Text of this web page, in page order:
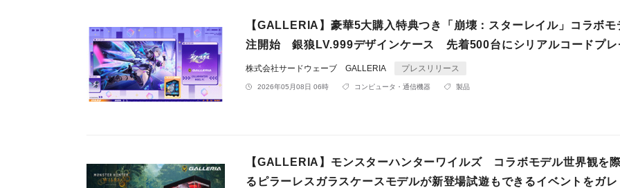
【GALLERIA】豪華5大購入特典つき「崩壊：スターレイル」コラボモ
注開始 銀狼LV.999デザインケース 先着500台にシリアルコードプレ
株式会社サードウェーブ GALLERIA プレスリリース
2026年05月08日 06時 コンピュータ・通信機器 製品
【GALLERIA】モンスターハンターワイルズ コラボモデル世界観を
るピラーレスガラスケースモデルが新登場試遊もできるイベントをガレ